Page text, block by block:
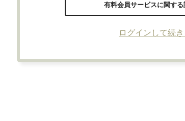
有料会員サービスに関す
ログインして続